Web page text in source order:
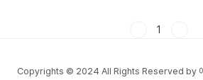
분증스마트폰에 저장해 온라인..
1
Copyrights © 2024 All Rights Reserved by